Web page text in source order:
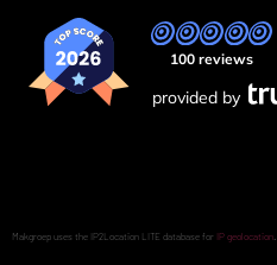
100 reviews
provided by
Makgroep uses the IP2Location LITE database for IP geolocation.